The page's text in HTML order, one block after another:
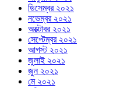
ডিসেম্বর ২০২১
নভেম্বর ২০২১
অক্টোবর ২০২১
সেপ্টেম্বর ২০২১
আগস্ট ২০২১
জুলাই ২০২১
জুন ২০২১
মে ২০২১